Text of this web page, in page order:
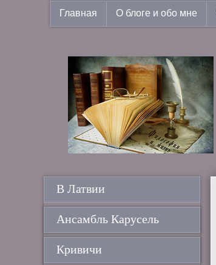
Главная О блоге и обо мне
В Латвии
Ансамбль Карусель
Кривичи